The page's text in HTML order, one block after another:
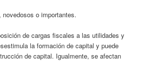
o importantes.
de cargas fiscales a las utilidades y
la formación de capital y puede
de capital. Igualmente, se afectan